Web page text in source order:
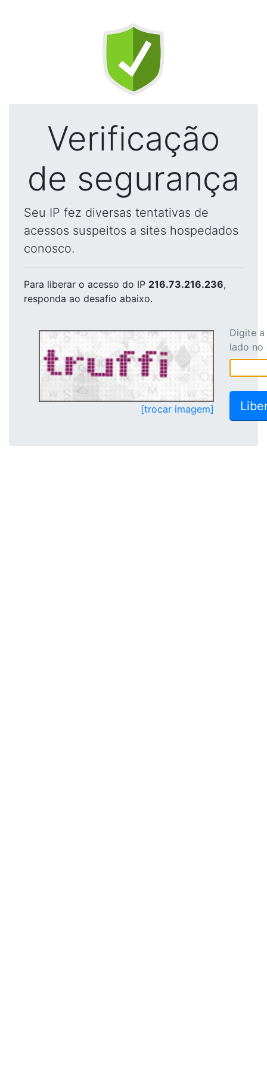
Verificação
de segurança
Seu IP fez diversas tentativas de
acessos suspeitos a sites hospedados
conosco.
Para liberar o acesso do IP 216.73.216.236,
responda ao desafio abaixo.
[trocar imagem]
Digite
lado no